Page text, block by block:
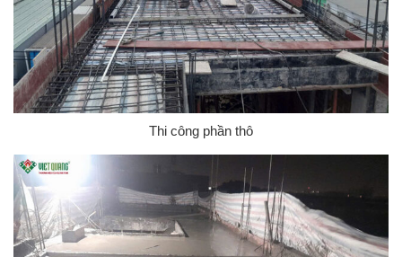
Thi công phần thô